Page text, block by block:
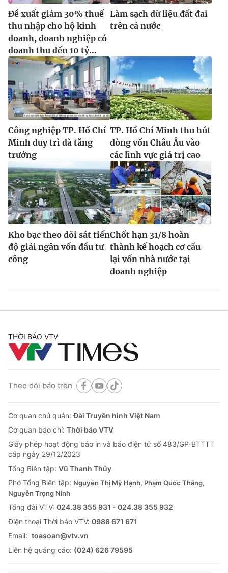
® Cấm sao chép dưới mọi hình thức nếu không có sự chấp
thuận bằng văn bản. Ghi rõ nguồn VTV.vn khi phát hành lại
thông tin từ website này.
Đề xuất giảm 30% thuế
thu nhập cho hộ kinh
doanh, doanh nghiệp có
doanh thu đến 10 tỷ...
Làm sạch dữ liệu đất đai
trên cả nước
Công nghiệp TP. Hồ Chí
Minh duy trì đà tăng
trưởng
TP. Hồ Chí Minh thu hút
dòng vốn Châu Âu vào
các lĩnh vực giá trị cao
Kho bạc theo dõi sát tiến
độ giải ngân vốn đầu tư
công
Chốt hạn 31/8 hoàn
thành kế hoạch cơ cấu
lại vốn nhà nước tại
doanh nghiệp
THỜI BÁO VTV
Theo dõi báo trên
Cơ quan chủ quản:Đài Truyền hình Việt Nam
Cơ quan báo chí: Thời báo VTV
Giấy phép hoạt động báo in và báo điện tử số 483/GP-BTTTT
cấp ngày 29/12/2023
Tổng Biên tập: Vũ Thanh Thủy
Phó Tổng Biên tập: Nguyễn Thị Mỹ Hạnh, Phạm Quốc Thắng,
Nguyễn Trọng Ninh
Tổng đài VTV: 024.38 355 931 - 024.38 355 932
Ðiện thoại Thời báo VTV: 0988 671 671
Email: toasoan@vtv.vn
Liên hệ quảng cáo: (024) 626 79595